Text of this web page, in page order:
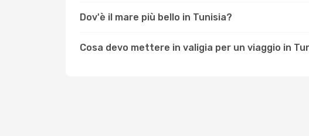
Dov'è il mare più bello in Tunisia?
Cosa devo mettere in valigia per un viaggio in